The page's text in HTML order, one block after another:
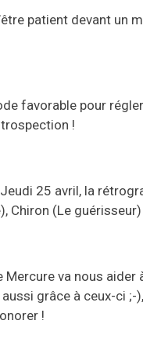
patient devant un
favorable pour
!
25 avril, la
Chiron (Le
va nous
grâce à ceux-ci
!